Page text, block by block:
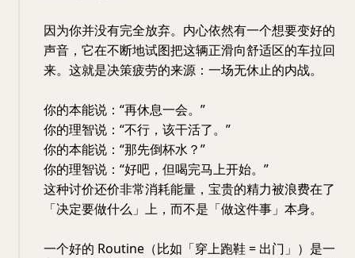
因为你并没有完全放弃。内心依然有一个想要变好的
声音，它在不断地试图把这辆正滑向舒适区的车拉回
来。这就是决策疲劳的来源：一场无休止的内战。
你的本能说：“再休息一会。”
你的理智说：“不行，该干活了。”
你的本能说：“那先倒杯水？”
你的理智说：“好吧，但喝完马上开始。”
这种讨价还价非常消耗能量，宝贵的精力被浪费在了
「决定要做什么」上，而不是「做这件事」本身。
一个好的 Routine（比如「穿上跑鞋 = 出门」）是一